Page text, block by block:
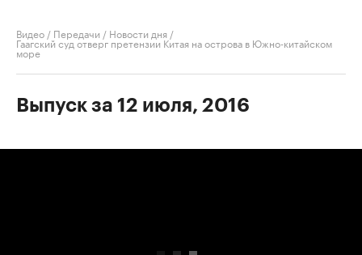
Видео / Передачи / Новости дня /
Гаагский суд отверг претензии Китая на острова в Южно-китайском
море
Выпуск за 12 июля, 2016